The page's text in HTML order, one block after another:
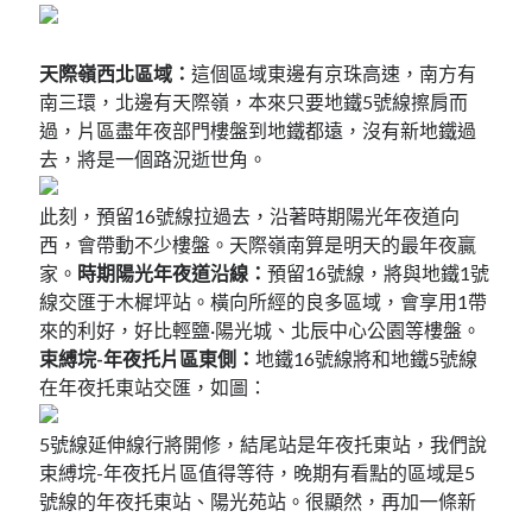
天際嶺西北區域：這個區域東邊有京珠高速，南方有
南三環，北邊有天際嶺，本來只要地鐵5號線擦肩而
過，片區盡年夜部門樓盤到地鐵都遠，沒有新地鐵過
去，將是一個路況逝世角。
此刻，預留16號線拉過去，沿著時期陽光年夜道向
西，會帶動不少樓盤。天際嶺南算是明天的最年夜贏
家。 時期陽光年夜道沿線：預留16號線，將與地鐵1號
線交匯于木樨坪站。橫向所經的良多區域，會享用1帶
來的利好，好比輕鹽·陽光城、北辰中心公園等樓盤。
束縛垸-年夜托片區東側：地鐵16號線將和地鐵5號線
在年夜托東站交匯，如圖：
5號線延伸線行將開修，結尾站是年夜托東站，我們說
束縛垸-年夜托片區值得等待，晚期有看點的區域是5
號線的年夜托東站、陽光苑站。很顯然，再加一條新